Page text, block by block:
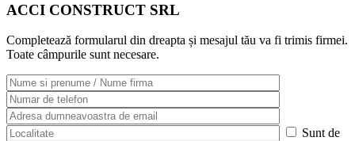
ACCI CONSTRUCT SRL
Completează formularul din dreapta și mesajul tău va fi trimis firmei.
Toate câmpurile sunt necesare.
Sunt de